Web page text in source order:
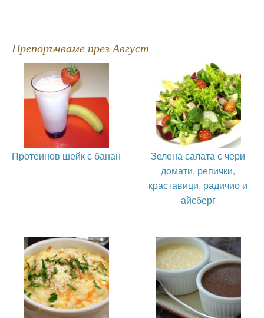
Препоръчваме през Август
Протеинов шейк с банан
Зелена салата с чери
домати, репички,
краставици, радичио и
айсберг